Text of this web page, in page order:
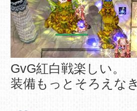
GvG紅白戦楽しい。
装備もっとそろえなき